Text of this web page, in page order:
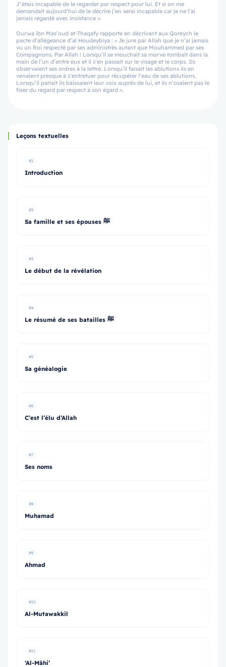
J’étais incapable de le regarder par respect pour lui. Et si on me
demandait aujourd’hui de le décrire j’en serai incapable car je ne l’ai
jamais regardé avec insistance ».
Ourwa ibn Mas’oud at-Thaqafy rapporte en décrivant aux Qoreych le
pacte d’allégeance d’al Houdeybiya : « Je jure par Allah que je n’ai jamais
vu un Roi respecté par ses administrés autant que Mouhammed par ses
Compagnons. Par Allah ! Lorsqu’il se mouchait sa morve tombait dans la
main de l’un d’entre eux et il s’en passait sur le visage et le corps. Ils
observaient ses ordres à la lettre. Lorsqu’il faisait les ablutions ils en
venaient presque à s’entretuer pour récupérer l’eau de ses ablutions.
Lorsqu’il parlait ils baissaient leur voix auprès de lui, et ils n’osaient pas le
fixer du regard par respect à son égard ».
Leçons textuelles
#1
Introduction
#2
Sa famille et ses épouses ﷺ
#3
Le début de la révélation
#4
Le résumé de ses batailles ﷺ
#5
Sa généalogie
#6
C’est l’élu d’Allah
#7
Ses noms
#8
Muhamad
#9
Ahmad
#10
Al-Mutawakkil
#11
‘Al-Māhi’